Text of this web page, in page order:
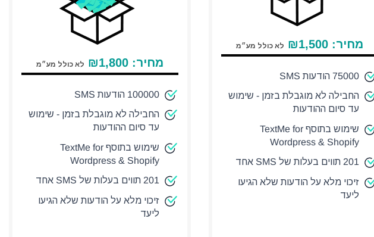
מחיר: ₪1,500 לא כולל מע״מ
75000 הודעות SMS
החבילה לא מוגבלת בזמן - שימוש
עד סיום ההודעות
שימוש בתוסף TextMe for
Wordpress & Shopify
201 תווים בעלות של SMS אחד
זיכוי מלא על הודעות שלא הגיעו
ליעד
מחיר: ₪1,800 לא כולל מע״מ
100000 הודעות SMS
החבילה לא מוגבלת בזמן - שימוש
עד סיום ההודעות
שימוש בתוסף TextMe for
Wordpress & Shopify
201 תווים בעלות של SMS אחד
זיכוי מלא על הודעות שלא הגיעו
ליעד